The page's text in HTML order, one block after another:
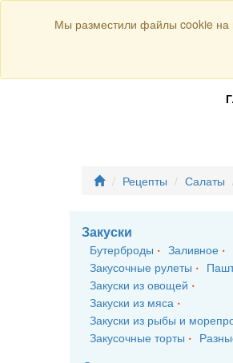
Рецепты Салаты
Закуски
Бутерброды
Заливное
Закусочные рулеты
Закуски из овощей
Закуски из мяса
Закуски из рыбы и
Закусочные торты
Мы разместили файлы cookie на